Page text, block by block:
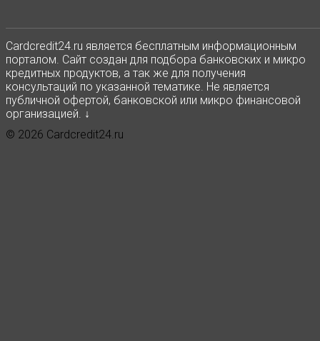
Сardcredit24.ru является бесплатным информационным
порталом. Сайт создан для подбора банковских и микро
кредитных продуктов, а так же для получения
консультаций по указанной тематике. Не является
публичной офертой, банковской или микро финансовой
организацией. ↓
© 2026 Cardcredit24.ru